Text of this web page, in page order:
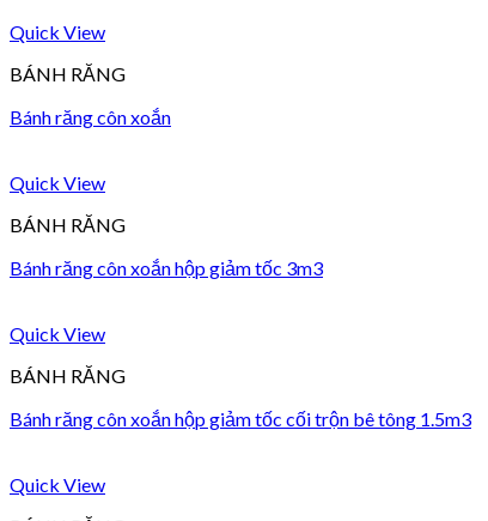
Quick View
BÁNH RĂNG
Bánh răng côn xoắn
Quick View
BÁNH RĂNG
Bánh răng côn xoắn hộp giảm tốc 3m3
Quick View
BÁNH RĂNG
Bánh răng côn xoắn hộp giảm tốc cối trộn bê tông 1.5m3
Quick View